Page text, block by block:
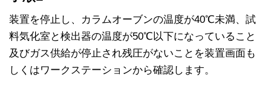
装置を停止し、カラムオーブンの温度が40℃未満、試
料気化室と検出器の温度が50℃以下になっていること
及びガス供給が停止され残圧がないことを装置画面も
しくはワークステーションから確認します。